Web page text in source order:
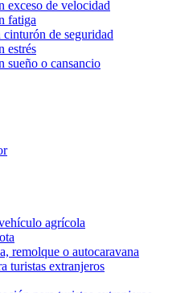
exceso de velocidad
fatiga
de seguridad
estrés
sueño o cansancio
agrícola
remolque o autocaravana
turistas extranjeros